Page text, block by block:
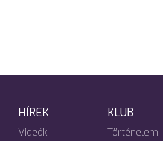
HÍREK
Videók
KLUB
Történelem